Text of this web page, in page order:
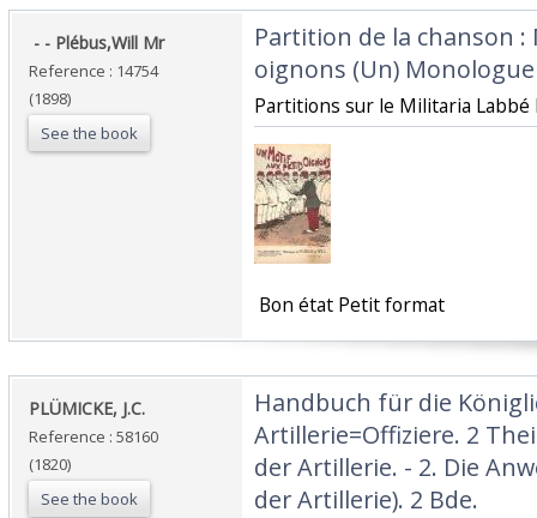
‎ - - Plébus,Will Mr‎
Reference : 14754
(1898)
See the book
‎Partition de la chanson
oignons (Un)
‎Partitions sur le Militaria Labbé
‎ Bon état Petit format ‎
‎PLÜMICKE, J.C.‎
Reference : 58160
(1820)
See the book
‎Handbuch für die
Artillerie=Offiziere. 2
der Artillerie. - 2. Die
der Artillerie). 2 Bde.‎